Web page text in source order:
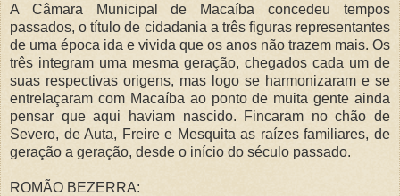
A Câmara Municipal de Macaíba concedeu tempos
passados, o título de cidadania a três figuras representantes
de uma época ida e vivida que os anos não trazem mais. Os
três integram uma mesma geração, chegados cada um de
suas respectivas origens, mas logo se harmonizaram e se
entrelaçaram com Macaíba ao ponto de muita gente ainda
pensar que aqui haviam nascido. Fincaram no chão de
Severo, de Auta, Freire e Mesquita as raízes familiares, de
geração a geração, desde o início do século passado.
ROMÃO BEZERRA: